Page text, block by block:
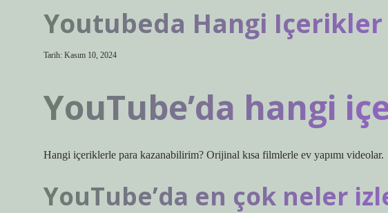
Youtubeda Hangi
Tarih: Kasım 10, 2024
YouTube’da hangi
Hangi içeriklerle para kazanabilirim? Orijinal kısa filmlerle ev yapımı videolar.
YouTube’da en çok neler